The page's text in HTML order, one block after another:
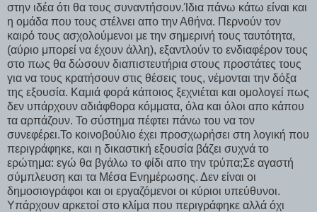
στην ιδέα ότι θα τους συναντήσουν.Ίδια πάνω κάτω είναι και
η ομάδα που τους στέλνει απο την Αθήνα. Περνούν τον
καιρό τους ασχολούμενοι με την σημερινή τους ταυτότητα,
(αύριο μπορεί να έχουν άλλη), εξαντλούν το ενδιαφέρον τους
στο πως θα δώσουν διαπιστευτήρια στους προστάτες τους
για να τους κρατήσουν στις θέσεις τους, νέμονται την δόξα
της εξουσία. Καμιά φορά κάποιος ξεχνιέται και ομολογεί πως
δεν υπάρχουν αδιάφθορα κόμματα, όλα και όλοι απο κάπου
τα αρπάζουν. Το σύστημα πέφτει πάνω του να τον
συνεφέρει.Το κοινοβούλιο έχει προσχωρήσει στη λογική που
περιγράφηκε, και η δικαστική εξουσία βάζει συχνά το
ερώτημα: εγώ θα βγάλω το φίδι απο την τρύπα;Σε αγαστή
σύμπλευση και τα Μέσα Ενημέρωσης. Δεν είναι οι
δημοσιογράφοι και οι εργαζόμενοι οι κύριοι υπεύθυνοι.
Υπάρχουν αρκετοί στο κλίμα που περιγράφηκε αλλά όχι